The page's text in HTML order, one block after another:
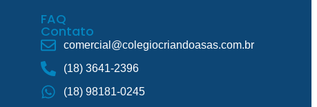
FAQ
Contato
comercial@colegiocriandoasas.com.br
(18) 3641-2396
(18) 98181-0245